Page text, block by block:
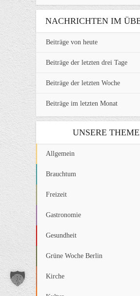
NACHRICHTEN IM
Beiträge von heute
Beiträge der letzten drei Tage
Beiträge der letzten Woche
Beiträge im letzten Monat
UNSERE
Allgemein
Brauchtum
Freizeit
Gastronomie
Gesundheit
Grüne Woche Berlin
Kirche